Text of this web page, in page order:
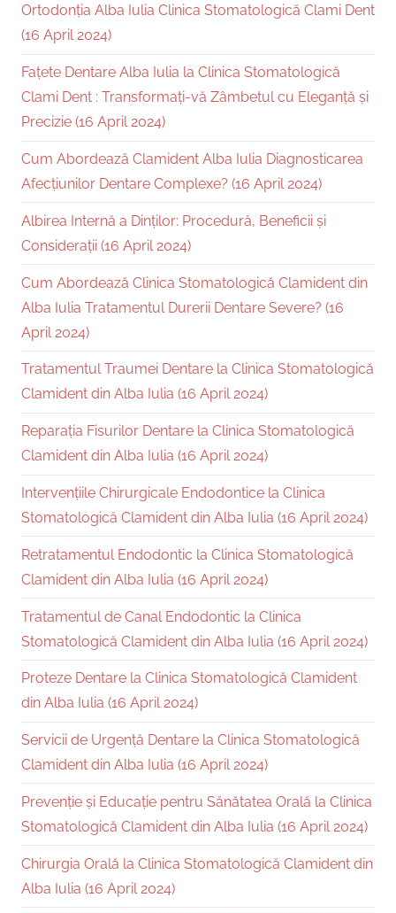
Ortodonția Alba Iulia Clinica Stomatologică Clami Dent
(16 April 2024)
Fațete Dentare Alba Iulia la Clinica Stomatologică
Clami Dent : Transformați-vă Zâmbetul cu Eleganță și
Precizie (16 April 2024)
Cum Abordează Clamident Alba Iulia Diagnosticarea
Afecțiunilor Dentare Complexe? (16 April 2024)
Albirea Internă a Dinților: Procedură, Beneficii și
Considerații (16 April 2024)
Cum Abordează Clinica Stomatologică Clamident din
Alba Iulia Tratamentul Durerii Dentare Severe? (16
April 2024)
Tratamentul Traumei Dentare la Clinica Stomatologică
Clamident din Alba Iulia (16 April 2024)
Reparația Fisurilor Dentare la Clinica Stomatologică
Clamident din Alba Iulia (16 April 2024)
Intervențiile Chirurgicale Endodontice la Clinica
Stomatologică Clamident din Alba Iulia (16 April 2024)
Retratamentul Endodontic la Clinica Stomatologică
Clamident din Alba Iulia (16 April 2024)
Tratamentul de Canal Endodontic la Clinica
Stomatologică Clamident din Alba Iulia (16 April 2024)
Proteze Dentare la Clinica Stomatologică Clamident
din Alba Iulia (16 April 2024)
Servicii de Urgență Dentare la Clinica Stomatologică
Clamident din Alba Iulia (16 April 2024)
Prevenție și Educație pentru Sănătatea Orală la Clinica
Stomatologică Clamident din Alba Iulia (16 April 2024)
Chirurgia Orală la Clinica Stomatologică Clamident din
Alba Iulia (16 April 2024)